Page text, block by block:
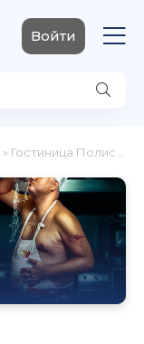
Войти
» Гостиница Полисть